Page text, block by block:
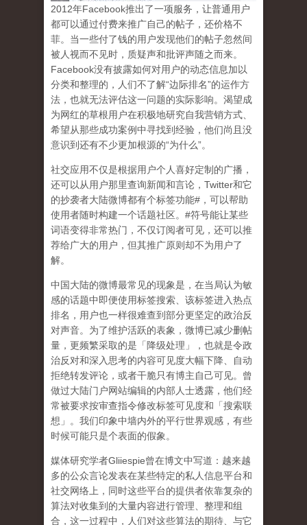
2012年Facebook推出了一项服务，让普通用户
都可以通过付费来推广自己的帖子，还价格不
菲。当一些付了钱的用户发现他们的帖子忽然间
被人视而不见时，质疑声和批评声随之而来。
Facebook没有披露如何对用户的动态信息加以
分类和整理的，人们不了解“边际排名”的运作方
法，也就无法评估这一问题的实际影响。渴望成
为网红的草根用户在积极地研究自我营销方式、
希望从那些成功案例中寻找到经验，他们尚且没
意识到 还有不少更加根源的“为什么”。
社交应用不仅是根据用户个人喜好定制的广播，
还可以从用户那里查询新闻和言论， Twitter和它
的抄袭者大陆微博都有个标签功能# ，可以帮助
使用者随时构建一个话题社区。 #符号能让某些
词语变得非常热门，不仅订阅者可见，还可以推
荐给广大的用户，但其推广原则却不为用户了
解。
中国大陆的微博最常见的现象是，在当局认为敏
感的话题中即便使用标签搜索、该标签进入热点
排名，用户也一样很难查到部分更坚定的政治反
对声音。为了维护活跃的表象，微博已减少删帖
量，更频繁采取的是「降级处理」，也就是令政
治反对和深入思考的内容可见度大幅下降、自动
拒绝转发评论，或者干脆只有博主自己可见。曾
做过大陆门户网站编辑的内部人士透露，他们经
常被要求按审查指令修改标签可见度和「搜索联
想」。 我们印象中墙内外的平行世界观感，有些
时候可能只是个表面的假象。
媒体研究学者Gliiespie曾在博文中写道：越来越
多的公众言论发表在某些特定的私人信息平台和
社交网络上，同时这些平台的提供者依靠复杂的
算法对收集到的大量内容进行管理、整理和组
合，这一过程中，人们对这些算法的期待、与它